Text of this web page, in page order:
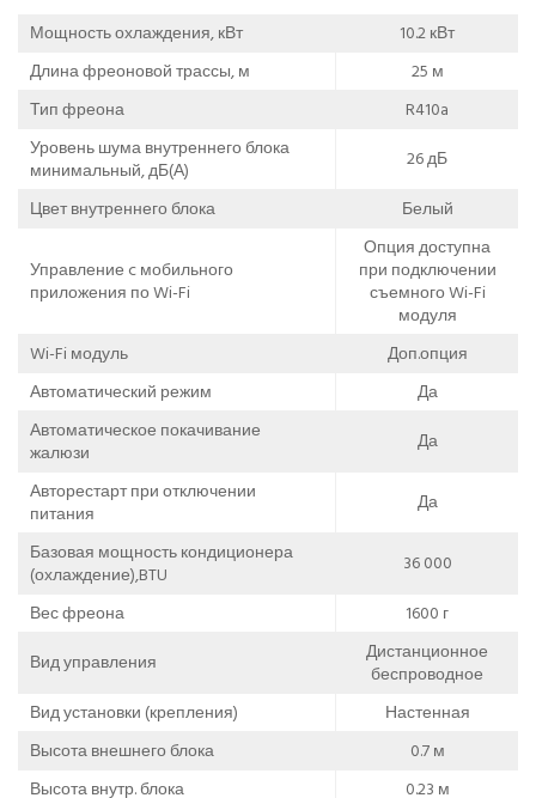
Мощность охлаждения, кВт
10.2 кВт
Длина фреоновой трассы, м
25 м
Тип фреона
R410a
Уровень шума внутреннего блока
минимальный, дБ(А)
26 дБ
Цвет внутреннего блока
Белый
Управление c мобильного
приложения по Wi-Fi
Опция доступна
при подключении
съемного Wi-Fi
модуля
Wi-Fi модуль
Доп.опция
Автоматический режим
Да
Автоматическое покачивание
жалюзи
Да
Авторестарт при отключении
питания
Да
Базовая мощность кондиционера
(охлаждение),BTU
36 000
Вес фреона
1600 г
Вид управления
Дистанционное
беспроводное
Вид установки (крепления)
Настенная
Высота внешнего блока
0.7 м
Высота внутр. блока
0.23 м